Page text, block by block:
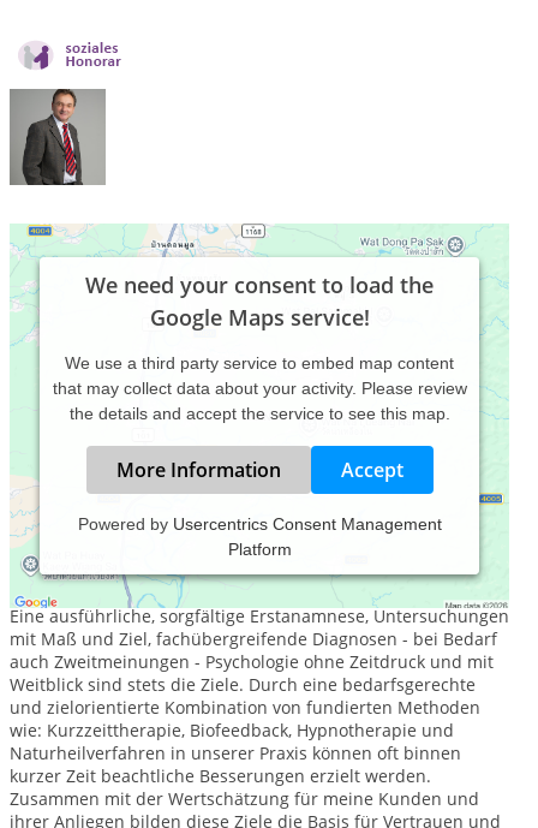
We need your consent to load the
Google Maps service!
We use a third party service to embed map content
that may collect data about your activity. Please review
the details and accept the service to see this map.
More Information Accept
Powered by Usercentrics Consent Management
Platform
Behandlungsphilosophie
Eine ausführliche, sorgfältige Erstanamnese, Untersuchungen
mit Maß und Ziel, fachübergreifende Diagnosen - bei Bedarf
auch Zweitmeinungen - Psychologie ohne Zeitdruck und mit
Weitblick sind stets die Ziele. Durch eine bedarfsgerechte
und zielorientierte Kombination von fundierten Methoden
wie: Kurzzeittherapie, Biofeedback, Hypnotherapie und
Naturheilverfahren in unserer Praxis können oft binnen
kurzer Zeit beachtliche Besserungen erzielt werden.
Zusammen mit der Wertschätzung für meine Kunden und
ihrer Anliegen bilden diese Ziele die Basis für Vertrauen und